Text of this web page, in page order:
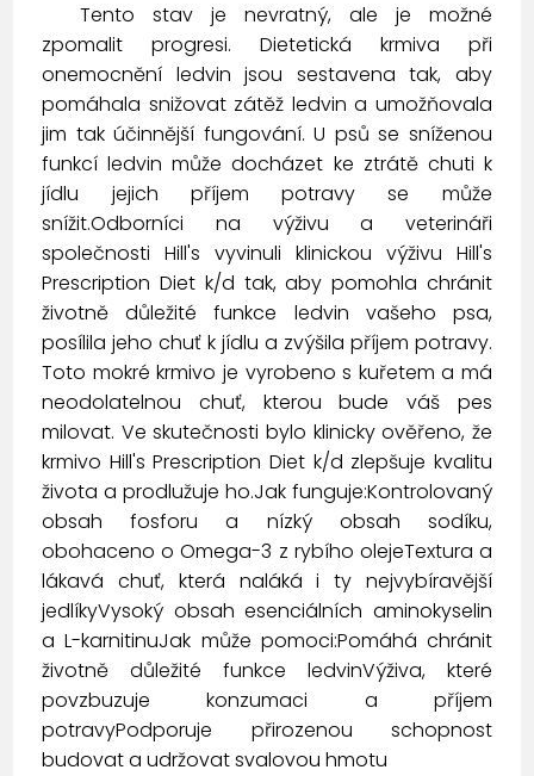
Tento stav je nevratný, ale je možné
zpomalit progresi. Dietetická krmiva při
onemocnění ledvin jsou sestavena tak, aby
pomáhala snižovat zátěž ledvin a umožňovala
jim tak účinnější fungování. U psů se sníženou
funkcí ledvin může docházet ke ztrátě chuti k
jídlu jejich příjem potravy se může
snížit.Odborníci na výživu a veterináři
společnosti Hill's vyvinuli klinickou výživu Hill's
Prescription Diet k/d tak, aby pomohla chránit
životně důležité funkce ledvin vašeho psa,
posílila jeho chuť k jídlu a zvýšila příjem potravy.
Toto mokré krmivo je vyrobeno s kuřetem a má
neodolatelnou chuť, kterou bude váš pes
milovat. Ve skutečnosti bylo klinicky ověřeno, že
krmivo Hill's Prescription Diet k/d zlepšuje kvalitu
života a prodlužuje ho.Jak funguje:Kontrolovaný
obsah fosforu a nízký obsah sodíku,
obohaceno o Omega-3 z rybího olejeTextura a
lákavá chuť, která naláká i ty nejvybíravější
jedlíkyVysoký obsah esenciálních aminokyselin
a L-karnitinuJak může pomoci:Pomáhá chránit
životně důležité funkce ledvinVýživa, které
povzbuzuje konzumaci a příjem
potravyPodporuje přirozenou schopnost
budovat a udržovat svalovou hmotu